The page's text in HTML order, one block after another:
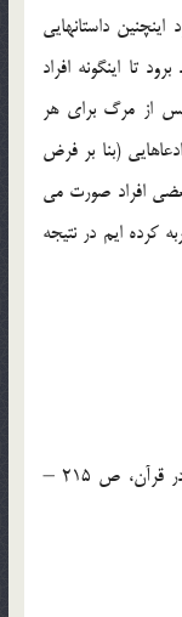
داستانهايي
تا اينگونه افراد
از مرگ براي هر
(بنا بر فرض
افراد صورت مي
كرده ايم در نتيجه
3. تفسير موضوعي ج 14، صورت و سيرت انسان در قرآن، ص 215 –